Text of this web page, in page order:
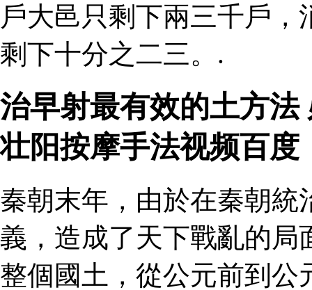
戶大邑只剩下兩三千戶
剩下十分之二三。.
治早射最有效的土方
壮阳按摩手法视频百度
秦朝末年，由於在秦朝統
義，造成了天下戰亂的局
整個國土，從公元前到公